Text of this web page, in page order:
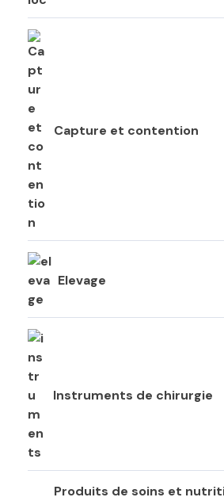
Capture et contention
Elevage
Instruments de chirurgie
Produits de soins et